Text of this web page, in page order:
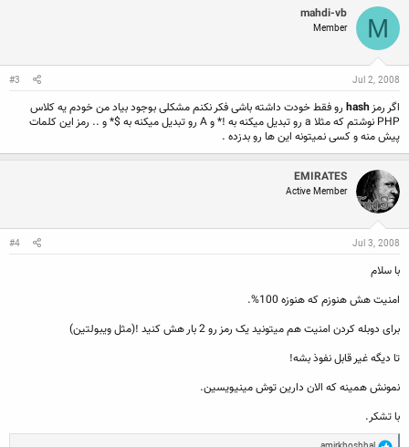
M
mahdi-vb
Member
Jul 2, 2008
#3
اگر رمز hash رو فقط خودت داشته باشی فکر نکنم مشکلی بوجود بیاد من خودم یه کلاس
PHP نوشتم که مثلا a رو تبدیل میکنه به !* و A رو تبدیل میکنه به $* و .. رمز این کلمات
پیش منه و کسی نمیتونه این ها رو بدزده .
EMIRATES
Active Member
Jul 3, 2008
#4
با سلام
امنیت هش هنوزم که هنوزه 100%‌.
برای دوبله کردن امنیت هم میتونید یک رمز رو 2 بار هش کنید !‌(مثل ویبولتین)
تا دیگه غیر قابل نفوذ بشه!
نمونش همینه که الان دارین توش مینیویسین.
با تشکر.